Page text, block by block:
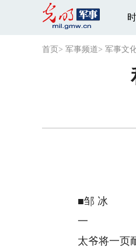
首页 > 军事频道> 军事文
■邹 冰
一
太爷将一页耐